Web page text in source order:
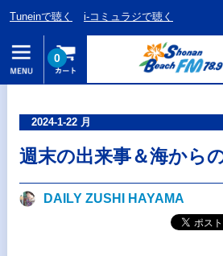
Tuneinで聴く i-コミュラジで聴く
0
2024-1-22 月
週末の出来事＆海から
DAILY ZUSHI HAYAMA